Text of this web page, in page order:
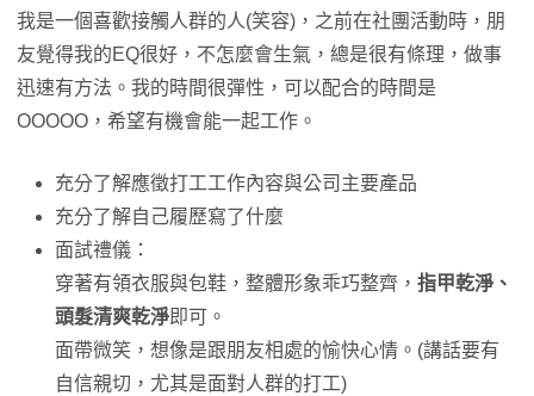
我是一個喜歡接觸人群的人(笑容)，之前在社團活動時，朋
友覺得我的EQ很好，不怎麼會生氣，總是很有條理，做事
迅速有方法。我的時間很彈性，可以配合的時間是
OOOOO，希望有機會能一起工作。
充分了解應徵打工工作內容與公司主要產品
充分了解自己履歷寫了什麼
面試禮儀：
穿著有領衣服與包鞋，整體形象乖巧整齊， 指甲乾淨、
頭髮清爽乾淨即可。
面帶微笑，想像是跟朋友相處的愉快心情。(講話要有
自信親切，尤其是面對人群的打工)